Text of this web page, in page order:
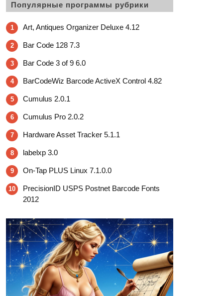
Популярные программы рубрики
1 Art, Antiques Organizer Deluxe 4.12
2 Bar Code 128 7.3
3 Bar Code 3 of 9 6.0
4 BarCodeWiz Barcode ActiveX Control 4.82
5 Cumulus 2.0.1
6 Cumulus Pro 2.0.2
7 Hardware Asset Tracker 5.1.1
8 labelxp 3.0
9 On-Tap PLUS Linux 7.1.0.0
10
PrecisionID USPS Postnet Barcode Fonts
2012